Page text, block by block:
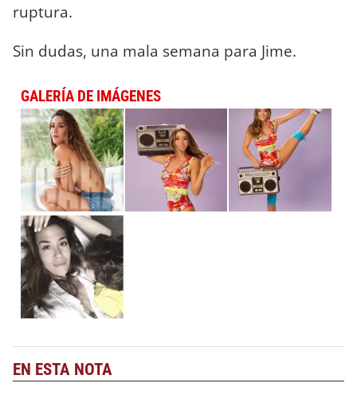
ruptura.
Sin dudas, una mala semana para Jime.
GALERÍA DE IMÁGENES
EN ESTA NOTA